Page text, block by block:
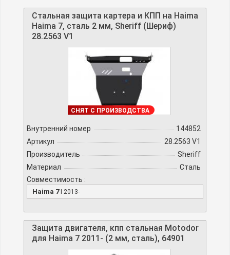
Стальная защита картера и КПП на Haima
Haima 7, сталь 2 мм, Sheriff (Шериф)
28.2563 V1
ДОСТУПНО
СНЯТ С ПРОИЗВОДСТВА
Внутренний номер
144852
Артикул
28.2563 V1
Производитель
Sheriff
Материал
Сталь
Совместимость :
Haima 7I 2013-
Защита двигателя, кпп стальная Motodor
для Haima 7 2011- (2 мм, сталь), 64901